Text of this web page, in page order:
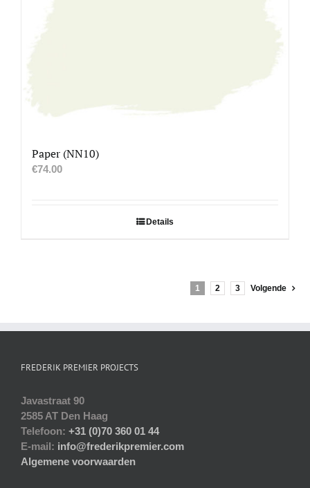
Paper (NN10)
€74.00
Details
1 2 3 Volgende
FREDERIK PREMIER PROJECTS
Javastraat 90
2585 AT Den Haag
Telefoon: +31 (0)70 360 01 44
E-mail: info@frederikpremier.com
Algemene voorwaarden